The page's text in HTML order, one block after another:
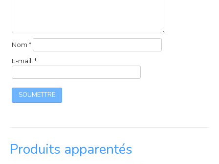
Nom*
E-mail*
Produits apparentés